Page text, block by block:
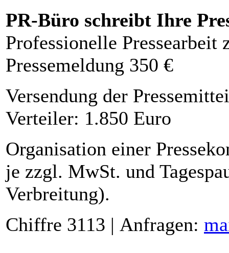
PR-Büro schreibt Ihre
Professionelle Pressearbeit
Pressemeldung 350 €
Versendung der
Verteiler: 1.850 Euro
Organisation einer
je zzgl. MwSt. und
Verbreitung).
Chiffre 3113 | Anfragen: